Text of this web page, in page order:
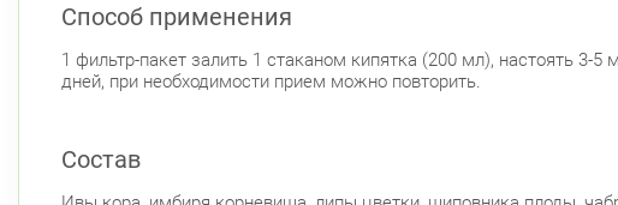
Способ применения
1 фильтр-пакет залить 1 стаканом кипятка (200 мл), настоять
дней, при необходимости прием можно повторить.
Состав